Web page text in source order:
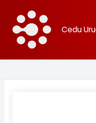
contenido
Cedu